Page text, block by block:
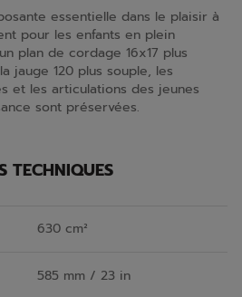
essentielle dans le plaisir à
pour les enfants en plein
plan de cordage 16x17 plus
jauge 120 plus souple, les
et les articulations des jeunes
sont préservées.
TECHNIQUES
630 cm²
585 mm / 23 in